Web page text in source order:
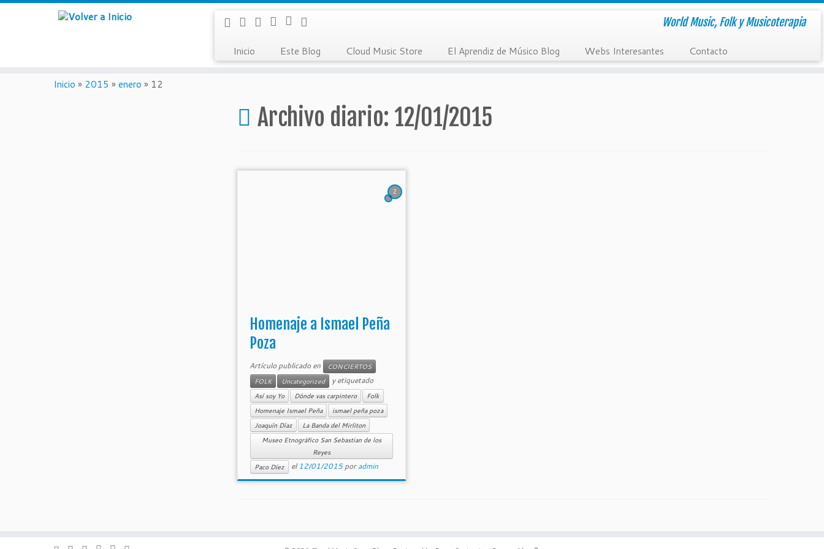
World Music, Folk y Musicoterapia
Inicio Este Blog Cloud Music Store El Aprendiz de Músico Blog Webs Interesantes Contacto
Inicio » 2015 » enero » 12
Archivo diario: 12/01/2015
2
Homenaje a Ismael Peña
Poza
Artículo publicado en
CONCIERTOS
FOLK
Uncategorized y etiquetado
Así soy Yo Dónde vas carpintero
Folk
Homenaje Ismael Peña
ismael peña poza
Joaquín Díaz
La Banda del Mirliton
Museo Etnográfico San Sebastian de los
Reyes
Paco Díez
el12/01/2015 poradmin